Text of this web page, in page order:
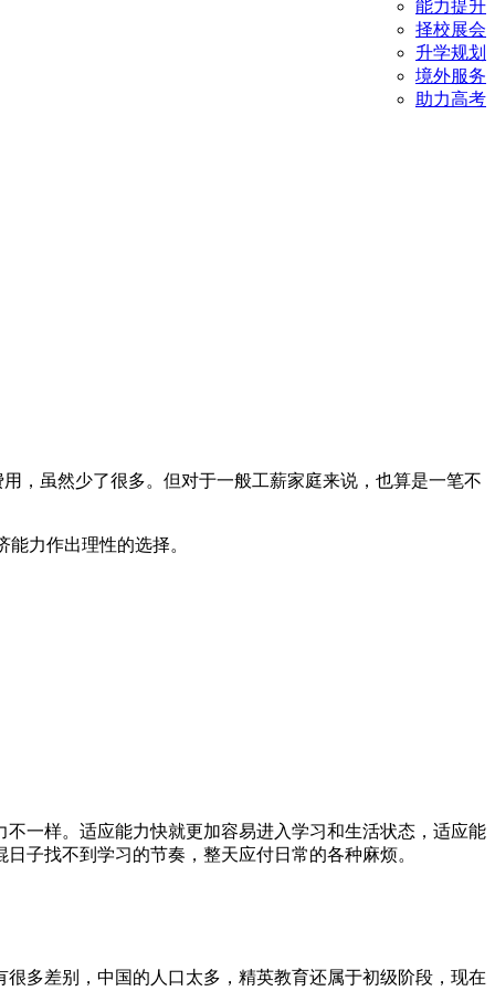
能力提升
择校展会
升学规划
境外服务
助力高考
，虽然少了很多。但对于一般工薪家庭来说，也算是一笔不
力作出理性的选择。
一样。适应能力快就更加容易进入学习和生活状态，适应能
子找不到学习的节奏，整天应付日常的各种麻烦。
多差别，中国的人口太多，精英教育还属于初级阶段，现在